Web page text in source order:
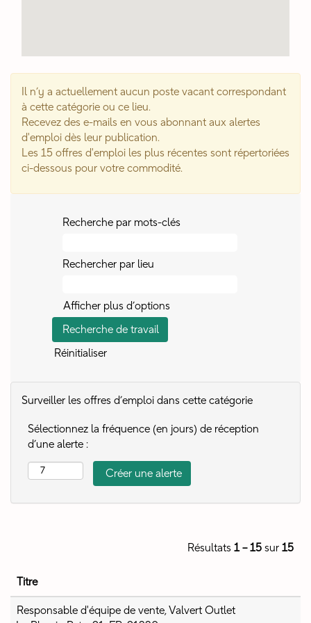
Il n’y a actuellement aucun poste vacant correspondant
à cette catégorie ou ce lieu.
Recevez des e-mails en vous abonnant aux alertes
d'emploi dès leur publication.
Les 15 offres d'emploi les plus récentes sont répertoriées
ci-dessous pour votre commodité.
Recherche par mots-clés
Rechercher par lieu
Afficher plus d’options
Réinitialiser
Surveiller les offres d’emploi dans cette catégorie
Sélectionnez la fréquence (en jours) de réception
d’une alerte :
Résultats 1 – 15 sur 15
Titre
Responsable d'équipe de vente, Valvert Outlet